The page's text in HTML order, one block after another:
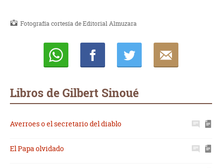
Fotografía cortesía de Editorial Almuzara
Libros de Gilbert Sinoué
Averroes o el secretario del diablo
El Papa olvidado